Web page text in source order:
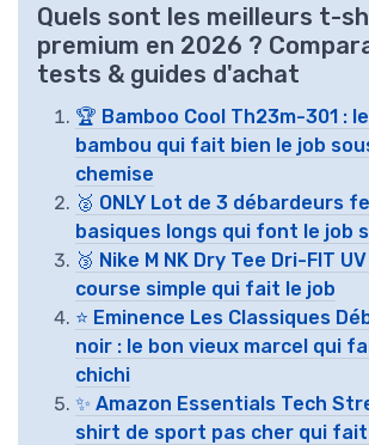
Quels sont les meilleurs t-
premium en 2026 ?
tests & guides d'achat
🏆 Bamboo Cool Th23m-301 :
bambou qui fait bien le job
chemise
🥈 ONLY Lot de 3 débardeurs
basiques longs qui font le job
🥉 Nike M NK Dry Tee Dri-FIT
course simple qui fait le job
⭐ Eminence Les Classiques
noir : le bon vieux marcel qui
chichi
✨ Amazon Essentials Tech
shirt de sport pas cher qui fait